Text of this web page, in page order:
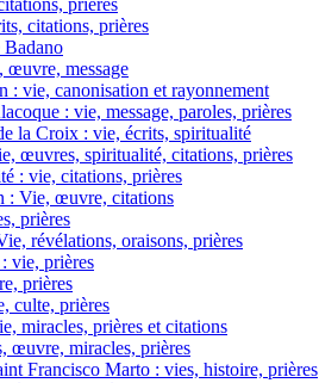
prières
citations, prières
Badano
œuvre, message
: vie, canonisation et rayonnement
: vie, message, paroles, prières
la Croix : vie, écrits, spiritualité
œuvres, spiritualité, citations, prières
: vie, citations, prières
: Vie, œuvre, citations
prières
révélations, oraisons, prières
vie, prières
prières
culte, prières
miracles, prières et citations
œuvre, miracles, prières
Francisco Marto : vies, histoire, prières